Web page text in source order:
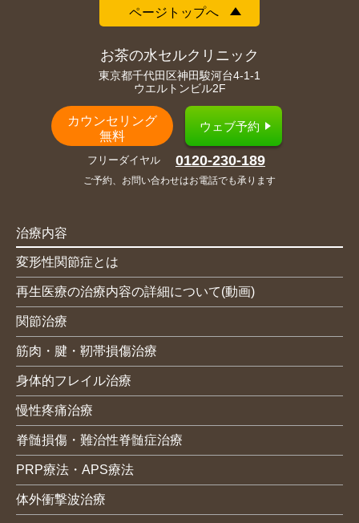
ページトップへ
お茶の水セルクリニック
東京都千代田区神田駿河台4-1-1
ウエルトンビル2F
カウンセリング
無料
ウェブ予約
フリーダイヤル 0120-230-189
ご予約、お問い合わせはお電話でも承ります
治療内容
変形性関節症とは
再生医療の治療内容の詳細について(動画)
関節治療
筋肉・腱・靭帯損傷治療
身体的フレイル治療
慢性疼痛治療
脊髄損傷・難治性脊髄症治療
PRP療法・APS療法
体外衝撃波治療